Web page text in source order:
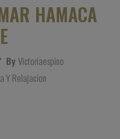
HAMACA
ByVictoriaespino
Y Relajacion